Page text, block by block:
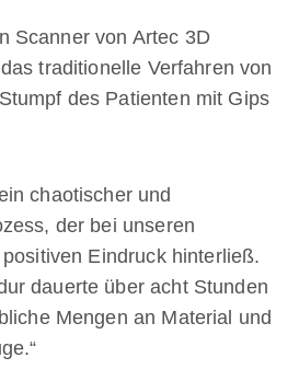
Scanner von Artec 3D
traditionelle Verfahren von
des Patienten mit Gips
chaotischer und
der bei unseren
Eindruck hinterließ.
dauerte über acht Stunden
Mengen an Material und